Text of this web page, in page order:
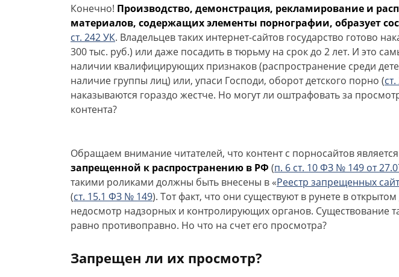
Конечно! Производство, демонстрация, рекламирование и
материалов, содержащих элементы порнографии, образует
ст. 242 УК. Владельцев таких интернет-сайтов государство готово
300 тыс. руб.) или даже посадить в тюрьму на срок до 2 лет. И это
наличии квалифицирующих признаков (распространение среди
наличие группы лиц) или, упаси Господи, оборот детского порно (
наказываются гораздо жестче. Но могут ли оштрафовать за
контента?
Обращаем внимание читателей, что контент с порносайтов является
запрещенной к распространению в РФ (п. 6 ст. 10 ФЗ № 149 от
такими роликами должны быть внесены в «Реестр запрещенных
(ст. 15.1 ФЗ № 149). Тот факт, что они существуют в рунете в
недосмотр надзорных и контролирующих органов. Существование
равно противоправно. Но что на счет его просмотра?
Запрещен ли их просмотр?